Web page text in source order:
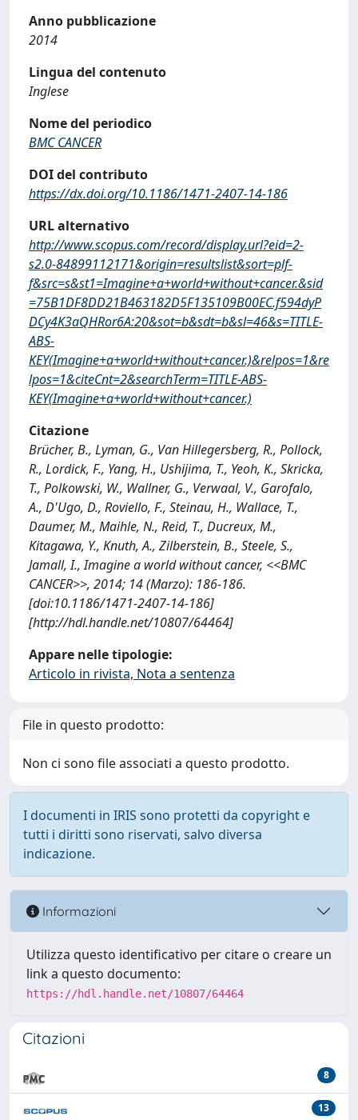
Anno pubblicazione
2014
Lingua del contenuto
Inglese
Nome del periodico
BMC CANCER
DOI del contributo
https://dx.doi.org/10.1186/1471-2407-14-186
URL alternativo
http://www.scopus.com/record/display.url?eid=2-
s2.0-84899112171&origin=resultslist&sort=plf-
f&src=s&st1=Imagine+a+world+without+cancer.&sid
=75B1DF8DD21B463182D5F135109B00EC.f594dyP
DCy4K3aQHRor6A:20&sot=b&sdt=b&sl=46&s=TITLE-
ABS-
KEY(Imagine+a+world+without+cancer.)&relpos=1&re
lpos=1&citeCnt=2&searchTerm=TITLE-ABS-
KEY(Imagine+a+world+without+cancer.)
Citazione
Brücher, B., Lyman, G., Van Hillegersberg, R., Pollock,
R., Lordick, F., Yang, H., Ushijima, T., Yeoh, K., Skricka,
T., Polkowski, W., Wallner, G., Verwaal, V., Garofalo,
A., D'Ugo, D., Roviello, F., Steinau, H., Wallace, T.,
Daumer, M., Maihle, N., Reid, T., Ducreux, M.,
Kitagawa, Y., Knuth, A., Zilberstein, B., Steele, S.,
Jamall, I., Imagine a world without cancer, <<BMC
CANCER>>, 2014; 14 (Marzo): 186-186.
[doi:10.1186/1471-2407-14-186]
[http://hdl.handle.net/10807/64464]
Appare nelle tipologie:
Articolo in rivista, Nota a sentenza
File in questo prodotto:
Non ci sono file associati a questo prodotto.
I documenti in IRIS sono protetti da copyright e
tutti i diritti sono riservati, salvo diversa
indicazione.
Informazioni
Utilizza questo identificativo per citare o creare un
link a questo documento:
https://hdl.handle.net/10807/64464
Citazioni
8
13